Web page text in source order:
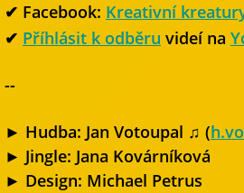
✔ Facebook: Kreativní
✔ Příhlásit k odběru videí na
--
► Hudba: Jan Votoupal ♫ (
► Jingle: Jana Kovárníková
► Design: Michael Petrus